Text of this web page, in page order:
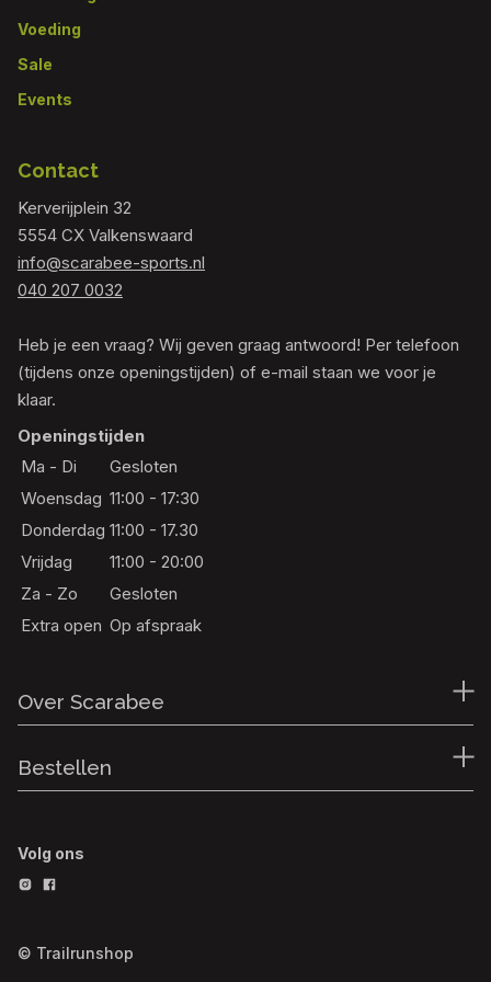
Voeding
Sale
Events
Contact
Kerverijplein 32
5554 CX Valkenswaard
info@scarabee-sports.nl
040 207 0032
Heb je een vraag? Wij geven graag antwoord! Per telefoon
(tijdens onze openingstijden) of e-mail staan we voor je
klaar.
Openingstijden
Ma - Di
Gesloten
Woensdag 11:00 - 17:30
Donderdag 11:00 - 17.30
Vrijdag
11:00 - 20:00
Za - Zo
Gesloten
Extra open Op afspraak
Over Scarabee
Bestellen
Volg ons
© Trailrunshop